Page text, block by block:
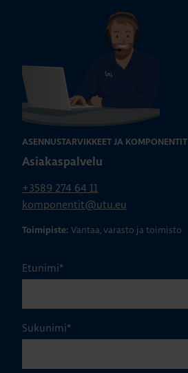
ASENNUSTARVIKKEET JA KOMPONENTIT
Asiakaspalvelu
+3589 274 64 11
komponentit@utu.eu
Toimipiste: Vantaa, varasto ja toimisto
Etunimi*
Sukunimi*